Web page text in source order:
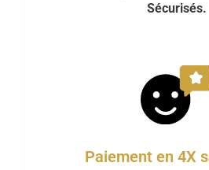
Sécurisés.
Paiement en 4X